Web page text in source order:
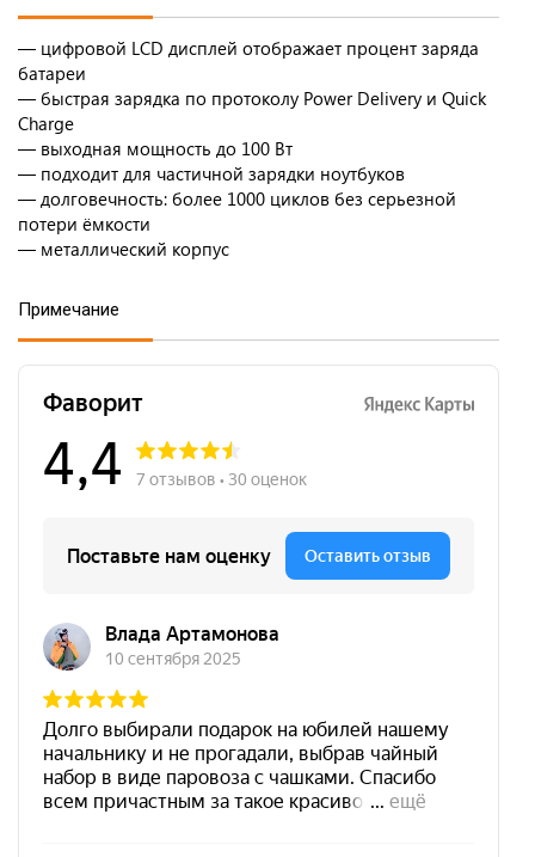
— цифровой LCD дисплей отображает процент заряда
батареи
— быстрая зарядка по протоколу Power Delivery и Quick
Charge
— выходная мощность до 100 Вт
— подходит для частичной зарядки ноутбуков
— долговечность: более 1000 циклов без серьезной
потери ёмкости
— металлический корпус
Примечание